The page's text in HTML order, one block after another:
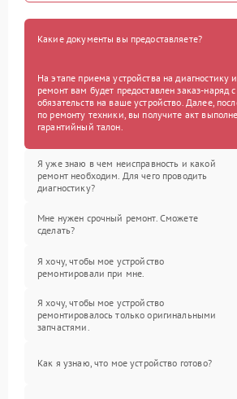
Какие документы вы предоставляете?
На этапе приема устройства на диагностику
ремонт вам будет предоставлен заказ-наряд
обязательств на ваше устройство. Далее,
по ремонту техники, вы получите акт
гарантийный талон.
Я уже знаю в чем неисправность и какой
ремонт необходим. Для чего проводить
диагностику?
Мне нужен срочный ремонт. Сможете
сделать?
Я хочу, чтобы мое устройство
ремонтировали при мне.
Я хочу, чтобы мое устройство
ремонтировалось только оригинальными
запчастями.
Как я узнаю, что мое устройство готово?